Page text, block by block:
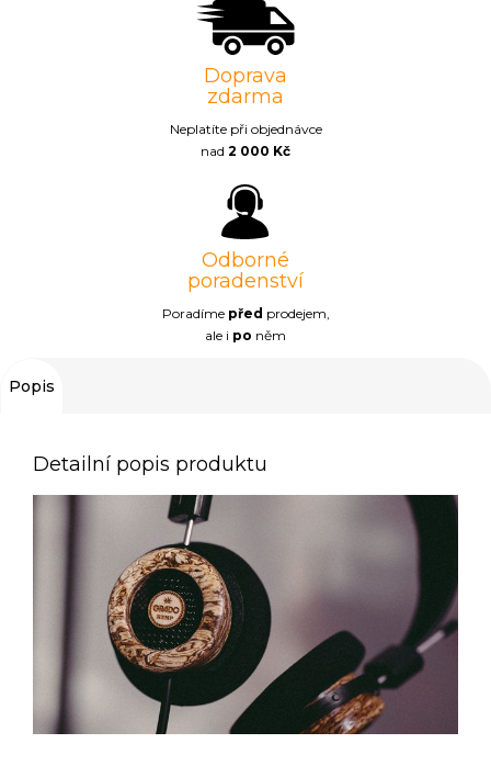
Doprava
zdarma
Neplatíte při objednávce
nad 2 000 Kč
Odborné
poradenství
Poradíme před prodejem,
ale i po něm
Popis
Detailní popis produktu